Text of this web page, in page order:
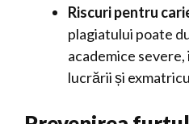
Riscuri pentru
plagiatului poate
academice
lucrării și